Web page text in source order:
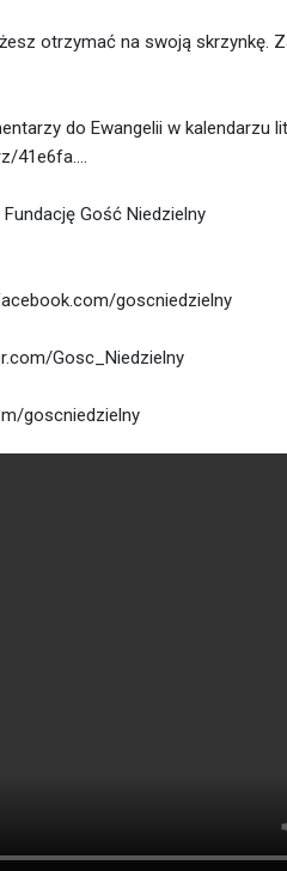
otrzymać na swoją skrzynkę.
do Ewangelii w kalendarzu
41e6fa….
Gość Niedzielny
goscniedzielny
Gosc_Niedzielny
goscniedzielny